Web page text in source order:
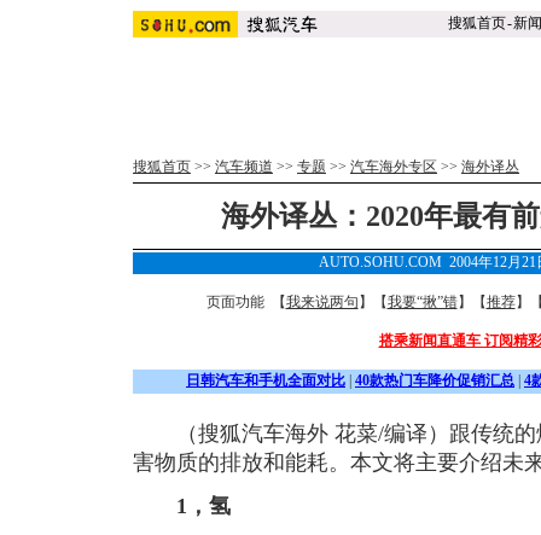
搜狐首页-新闻
搜狐首页 >> 汽车频道 >> 专题 >> 汽车海外专区 >> 海外译丛
海外译丛：2020年最有
AUTO.SOHU.COM 2004年12月
页面功能 【我来说两句 】【我要“揪”错】【推荐】
搭乘新闻直通车 订阅精
日韩汽车和手机全面对比 40款热门车降价促销汇总 4
（搜狐汽车海外 花菜/编译）跟传统的
害物质的排放和能耗。本文将主要介绍未
1，氢